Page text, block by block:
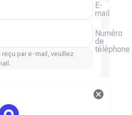
E-
mail
Numéro
de
téléphone
reçu par e-mail, veuillez